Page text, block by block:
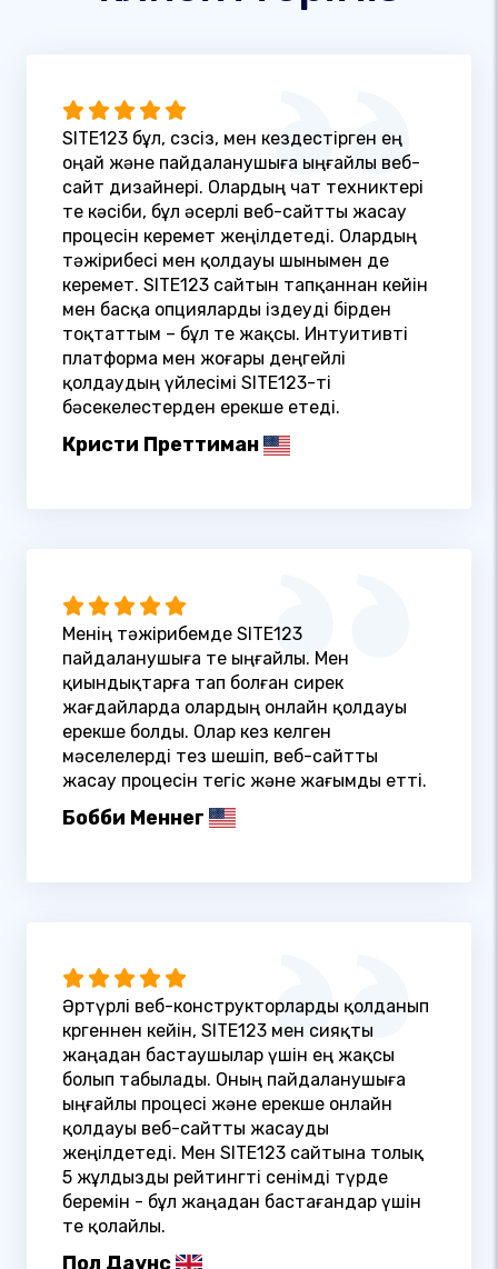
SITE123 бұл, сөзсіз, мен кездестірген ең
оңай және пайдаланушыға ыңғайлы веб-
сайт дизайнері. Олардың чат техниктері
өте кәсіби, бұл әсерлі веб-сайтты жасау
процесін керемет жеңілдетеді. Олардың
тәжірибесі мен қолдауы шынымен де
керемет. SITE123 сайтын тапқаннан кейін
мен басқа опцияларды іздеуді бірден
тоқтаттым – бұл өте жақсы. Интуитивті
платформа мен жоғары деңгейлі
қолдаудың үйлесімі SITE123-ті
бәсекелестерден ерекше етеді.
Кристи Преттиман
Менің тәжірибемде SITE123
пайдаланушыға өте ыңғайлы. Мен
қиындықтарға тап болған сирек
жағдайларда олардың онлайн қолдауы
ерекше болды. Олар кез келген
мәселелерді тез шешіп, веб-сайтты
жасау процесін тегіс және жағымды етті.
Бобби Меннег
Әртүрлі веб-конструкторларды қолданып
көргеннен кейін, SITE123 мен сияқты
жаңадан бастаушылар үшін ең жақсы
болып табылады. Оның пайдаланушыға
ыңғайлы процесі және ерекше онлайн
қолдауы веб-сайтты жасауды
жеңілдетеді. Мен SITE123 сайтына толық
5 жұлдызды рейтингті сенімді түрде
беремін - бұл жаңадан бастағандар үшін
өте қолайлы.
Пол Даунс